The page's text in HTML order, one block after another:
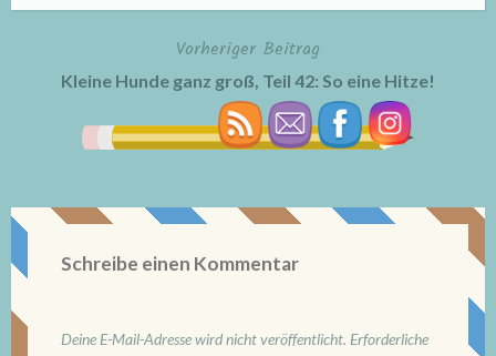
BeitragsnavigationVorheriger Beitrag
Kleine Hunde ganz groß, Teil 42: So eine Hitze!
Schreibe einen Kommentar
Deine E-Mail-Adresse wird nicht veröffentlicht. Erforderliche